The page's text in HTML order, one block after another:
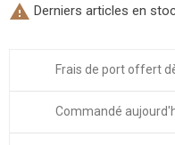
 Derniers articles en
Frais de port offert
Commandé